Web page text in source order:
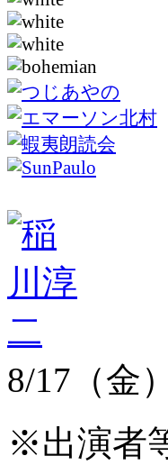
8/17（金
※出演者